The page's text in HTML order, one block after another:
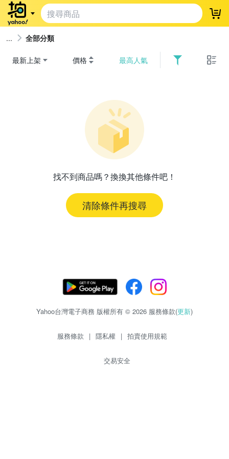
登
全部分類
最新上架 價格 最高人氣
找不到商品嗎？換換其他條件吧！
清除條件再搜尋
Yahoo台灣電子商務 版權所有 © 2026 服務條款(更新)
服務條款 | 隱私權 | 拍賣使用規範
交易安全